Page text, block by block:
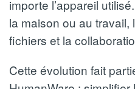
importe l’appareil
la maison ou au
fichiers et la
Cette évolution fait